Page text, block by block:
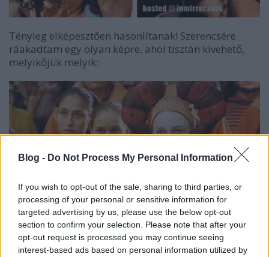
Blog - Do Not Process My Personal Information
If you wish to opt-out of the sale, sharing to third parties, or
processing of your personal or sensitive information for
targeted advertising by us, please use the below opt-out
section to confirm your selection. Please note that after your
opt-out request is processed you may continue seeing
interest-based ads based on personal information utilized by
Tényleg elképesztően hasonlítanak! Szerencsére
ráakadtam egy olyan képre, ahol tisztán kivehető,
melyikőjük melyik: